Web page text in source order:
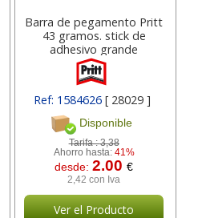
Barra de pegamento Pritt
43 gramos. stick de
adhesivo grande
Ref: 1584626 [ 28029 ]
Disponible
Tarifa :3,38
Ahorro hasta: 41%
desde:2.00€
2,42 con Iva
Ver el Producto